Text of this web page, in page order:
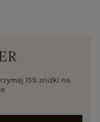
15% zniżki na